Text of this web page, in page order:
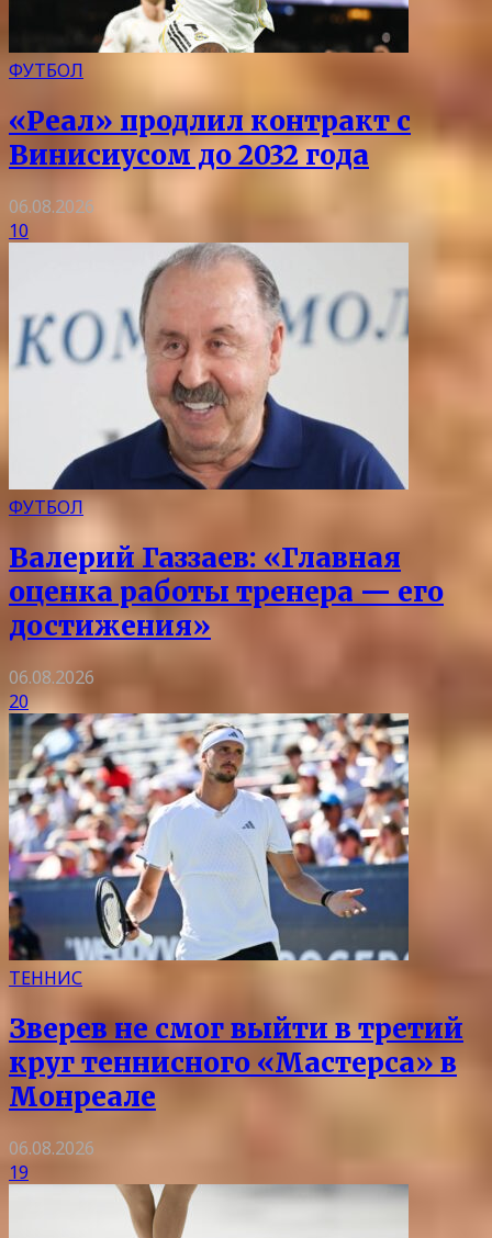
ФУТБОЛ
«Реал» продлил контракт с
Винисиусом до 2032 года
06.08.2026
10
ФУТБОЛ
Валерий Газзаев: «Главная
оценка работы тренера — его
достижения»
06.08.2026
20
ТЕННИС
Зверев не смог выйти в третий
круг теннисного «Мастерса» в
Монреале
06.08.2026
19